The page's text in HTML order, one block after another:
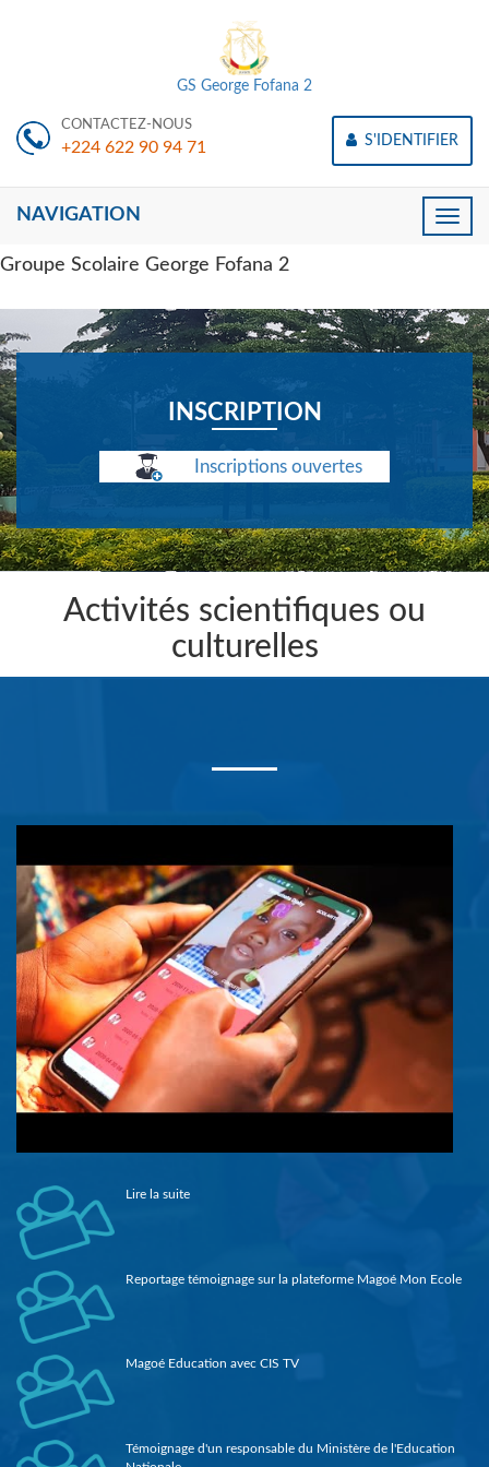
GS George Fofana 2
CONTACTEZ-NOUS
+224 622 90 94 71 S'IDENTIFIER
Toggle
NAVIGATION
Groupe Scolaire George Fofana 2
INSCRIPTION
Inscriptions ouvertes
Activités scientifiques ou
culturelles
Lire la suite
Reportage témoignage sur la plateforme Magoé Mon Ecole
Magoé Education avec CIS TV
Témoignage d'un responsable du Ministère de l'Education